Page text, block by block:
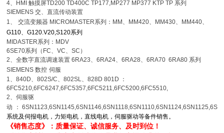
4、 HMI触摸屏TD200 TD400C TP177,MP277 MP377 KTP TP 系列
SIEMENS交、直流传动装置
1、 交流变频器 MICROMASTER系列： MM 、 MM420、 MM430、 MM440、
G110、G120.V20,S120系列
MIDASTER系列： MDV
6SE70系列（ FC、VC、SC ）
2、全数字直流调速装置 6RA23、6RA24、6RA28、6RA70 6RA80 系列
SIEMENS数控 伺服
1、840D、802S/C、802SL、828D 801D
：
6FC5210,6FC6247,6FC5357,6FC5211,6FC5200,6FC5510,
2、伺服驱
动
：
系统及伺报电机，力矩电机，直线电机，伺服驱动等备件销售。
《销售态度》：质量保证、诚信服务、及时到位！